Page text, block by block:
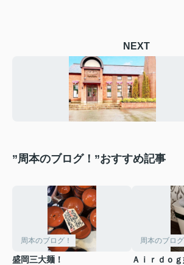
NEXT
”周本のブログ！”おすすめ記事
周本のブログ！
盛岡三大麺！
周本のブログ
Ａｉｒｄｏ